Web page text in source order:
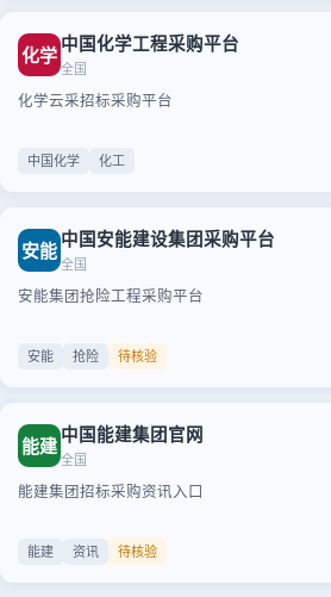
化学 中国化学工程采购平台
全国
化学云采招标采购平台
中国化学 化工
安能 中国安能建设集团采购平台
全国
安能集团抢险工程采购平台
安能 抢险 待核验
能建 中国能建集团官网
全国
能建集团招标采购资讯入口
能建 资讯 待核验